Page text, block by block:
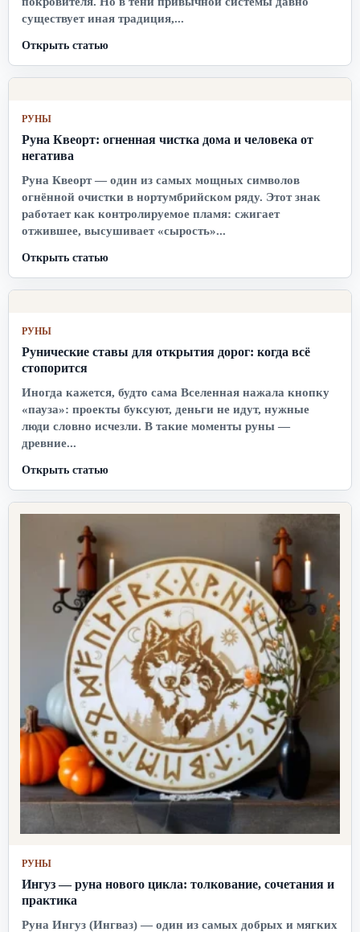
существует иная традиция,...
Открыть статью
РУНЫ
Руна Квеорт: огненная чистка дома и человека от
негатива
Руна Квеорт — один из самых мощных символов
огнённой очистки в нортумбрийском ряду. Этот знак
работает как контролируемое пламя: сжигает
отжившее, высушивает «сырость»...
Открыть статью
РУНЫ
Рунические ставы для открытия дорог: когда всё
стопорится
Иногда кажется, будто сама Вселенная нажала кнопку
«пауза»: проекты буксуют, деньги не идут, нужные
люди словно исчезли. В такие моменты руны —
древние...
Открыть статью
РУНЫ
Ингуз — руна нового цикла: толкование, сочетания и
практика
Руна Ингуз (Ингваз) — один из самых добрых и мягких